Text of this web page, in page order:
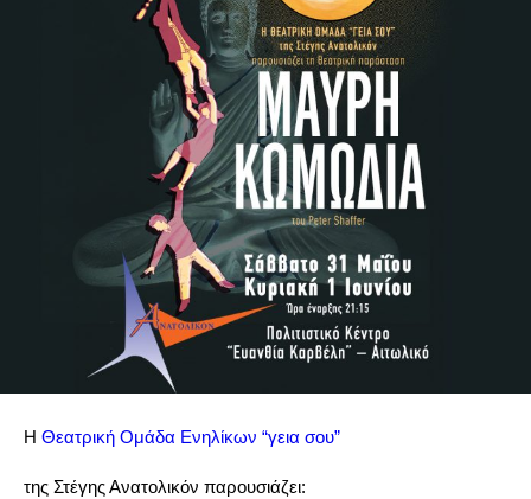
Η Θεατρική Ομάδα Ενηλίκων “γεια σου”
της Στέγης Ανατολικόν παρουσιάζει: